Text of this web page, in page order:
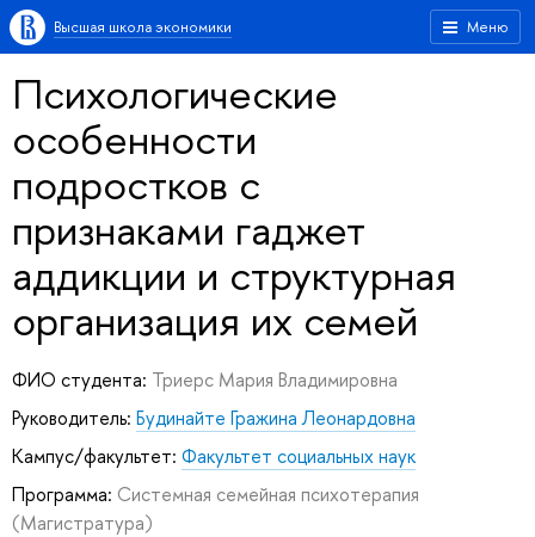
Меню
Высшая школа экономики
Психологические
особенности
подростков с
признаками гаджет
аддикции и структурная
организация их семей
ФИО студента: Триерс Мария Владимировна
Руководитель: Будинайте Гражина Леонардовна
Кампус/факультет: Факультет социальных наук
Программа: Системная семейная психотерапия
(Магистратура)